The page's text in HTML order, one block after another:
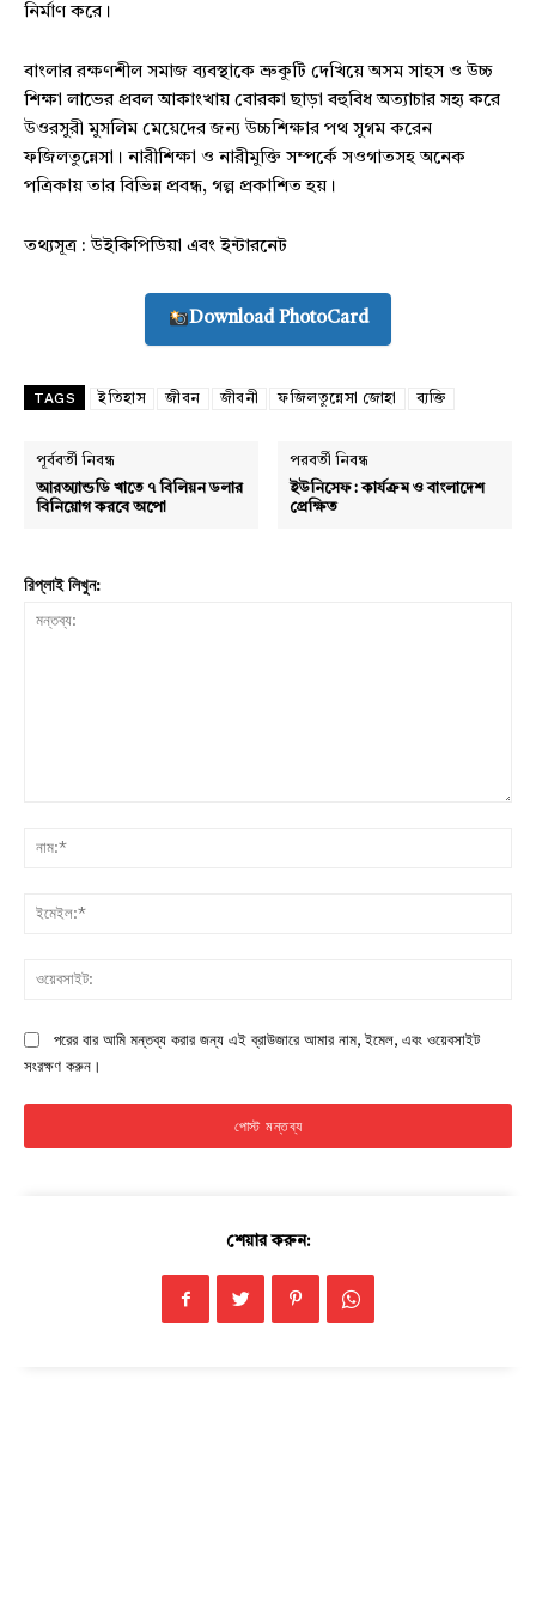
Company
About
Contact us
Subscription Plans
My account
নির্মাণ করে।
বাংলার রক্ষণশীল সমাজ ব্যবস্থাকে ভ্রুকুটি দেখিয়ে অসম সাহস ও উচ্চ
শিক্ষা লাভের প্রবল আকাংখায় বোরকা ছাড়া বহুবিধ অত্যাচার সহ্য করে
উওরসুরী মুসলিম মেয়েদের জন্য উচ্চশিক্ষার পথ সুগম করেন
ফজিলতুন্নেসা। নারীশিক্ষা ও নারীমুক্তি সম্পর্কে সওগাতসহ অনেক
পত্রিকায় তার বিভিন্ন প্রবন্ধ, গল্প প্রকাশিত হয়।
তথ্যসূত্র : উইকিপিডিয়া এবং ইন্টারনেট
Download PhotoCard
TAGS ইতিহাস জীবন জীবনী ফজিলতুন্নেসা জোহা ব্যক্তি
পূর্ববর্তী নিবন্ধ
আরঅ্যান্ডডি খাতে ৭ বিলিয়ন ডলার
বিনিয়োগ করবে অপো
পরবর্তী নিবন্ধ
ইউনিসেফ : কার্যক্রম ও বাংলাদেশ
প্রেক্ষিত
রিপ্লাই লিখুন:
পরের বার আমি মন্তব্য করার জন্য এই ব্রাউজারে আমার নাম, ইমেল, এবং ওয়েবসাইট
সংরক্ষণ করুন।
শেয়ার করুন: